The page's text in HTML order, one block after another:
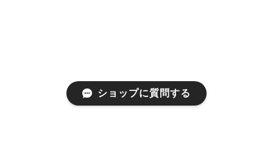
ショップに質問する